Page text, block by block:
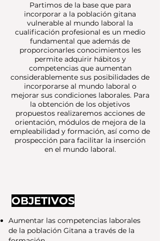
Partimos de la base que para
incorporar a la población gitana
vulnerable al mundo laboral la
cualificación profesional es un medio
fundamental que además de
proporcionarles conocimientos les
permite adquirir hábitos y
competencias que aumentan
considerablemente sus posibilidades de
incorporarse al mundo laboral o
mejorar sus condiciones laborales. Para
la obtención de los objetivos
propuestos realizaremos acciones de
orientación, módulos de mejora de la
empleabilidad y formación, así como de
prospección para facilitar la inserción
en el mundo laboral.
OBJETIVOS
Aumentar las competencias laborales
de la población Gitana a través de la